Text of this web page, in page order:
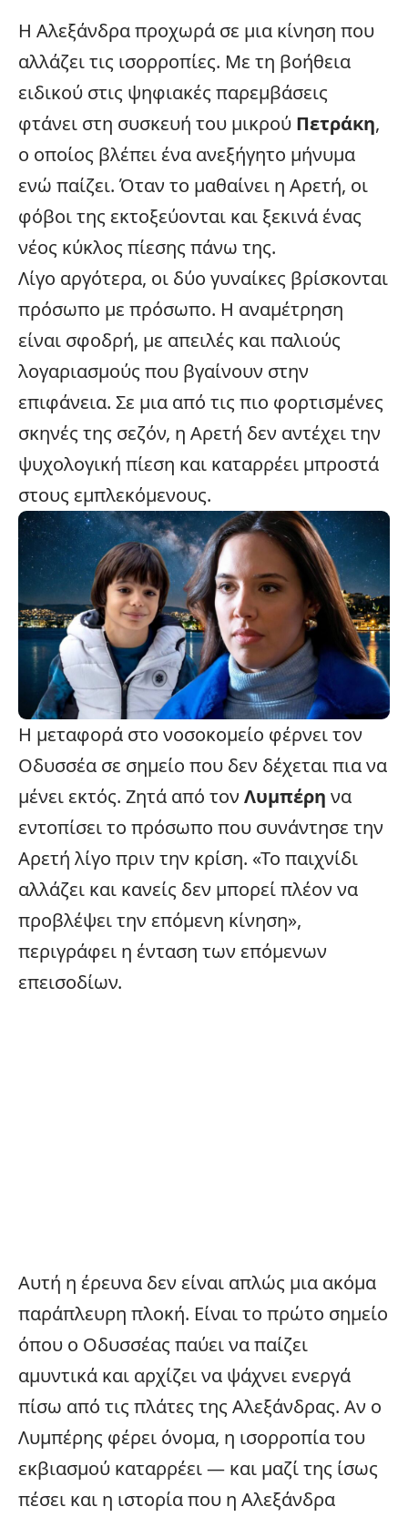
Η Αλεξάνδρα προχωρά σε μια κίνηση που
αλλάζει τις ισορροπίες. Με τη βοήθεια
ειδικού στις ψηφιακές παρεμβάσεις
φτάνει στη συσκευή του μικρού Πετράκη,
ο οποίος βλέπει ένα ανεξήγητο μήνυμα
ενώ παίζει. Όταν το μαθαίνει η Αρετή, οι
φόβοι της εκτοξεύονται και ξεκινά ένας
νέος κύκλος πίεσης πάνω της.
Λίγο αργότερα, οι δύο γυναίκες βρίσκονται
πρόσωπο με πρόσωπο. Η αναμέτρηση
είναι σφοδρή, με απειλές και παλιούς
λογαριασμούς που βγαίνουν στην
επιφάνεια. Σε μια από τις πιο φορτισμένες
σκηνές της σεζόν, η Αρετή δεν αντέχει την
ψυχολογική πίεση και καταρρέει μπροστά
στους εμπλεκόμενους.
Η μεταφορά στο νοσοκομείο φέρνει τον
Οδυσσέα σε σημείο που δεν δέχεται πια να
μένει εκτός. Ζητά από τον Λυμπέρη να
εντοπίσει το πρόσωπο που συνάντησε την
Αρετή λίγο πριν την κρίση. «Το παιχνίδι
αλλάζει και κανείς δεν μπορεί πλέον να
προβλέψει την επόμενη κίνηση»,
περιγράφει η ένταση των επόμενων
επεισοδίων.
Αυτή η έρευνα δεν είναι απλώς μια ακόμα
παράπλευρη πλοκή. Είναι το πρώτο σημείο
όπου ο Οδυσσέας παύει να παίζει
αμυντικά και αρχίζει να ψάχνει ενεργά
πίσω από τις πλάτες της Αλεξάνδρας. Αν ο
Λυμπέρης φέρει όνομα, η ισορροπία του
εκβιασμού καταρρέει — και μαζί της ίσως
πέσει και η ιστορία που η Αλεξάνδρα